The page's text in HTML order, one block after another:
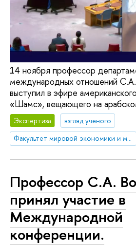
14 ноября профессор
международных отношений
выступил в эфире
«Шамс», вещающего на
Экспертиза
взгляд ученого
Факультет мировой экономики и мировой политики
Профессор С.А.
принял участие в
Международной
конференции.